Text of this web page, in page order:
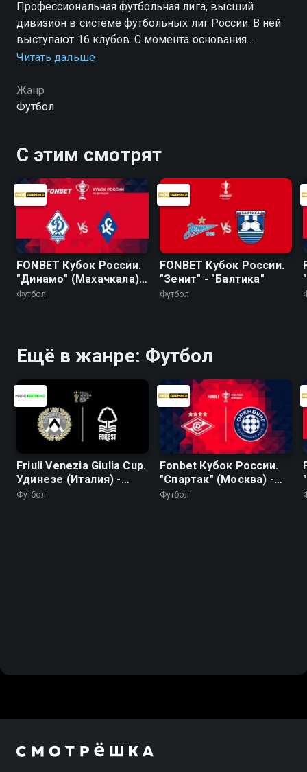
Профессиональная футбольная лига, высший
дивизион в системе футбольных лиг России. В ней
выступают 16 клубов. С момента основания
называлась "Российская футбольная премьер—лига"
Читать дальше
Жанр
Футбол
С этим смотрят
FONBET Кубок России.
"Динамо" (Махачкала) -
"Крылья Советов"
Футбол
FONBET Кубок России.
"Зенит" - "Балтика"
Футбол
Ещё в жанре: Футбол
Friuli Venezia Giulia Cup.
Удинезе (Италия) -
Ноттингем Форест
Футбол
Fonbet Кубок России.
"Спартак" (Москва) -
"Оренбург"
Футбол